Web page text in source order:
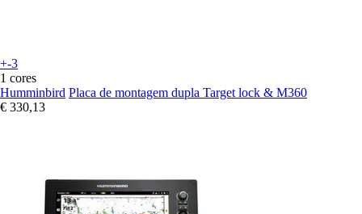
+-3
1 cores
Humminbird Placa de montagem dupla Target lock & M360
€ 330,13